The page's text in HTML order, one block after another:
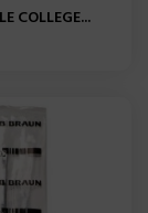
COLLEGE...